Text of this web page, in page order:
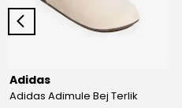
Adidas
Adidas Adimule Bej Terlik